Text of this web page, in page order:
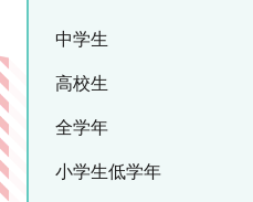
中学生
高校生
全学年
小学生低学年